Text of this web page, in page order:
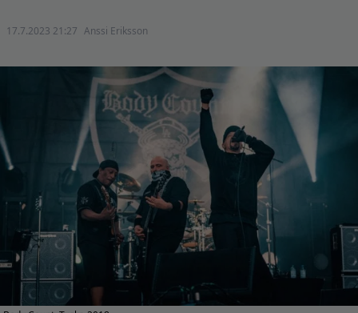
17.7.2023 21:27 Anssi Eriksson